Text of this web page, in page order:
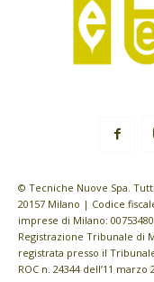
© Tecniche Nuove Spa.
20157 Milano | Codice
imprese di Milano:
Registrazione Tribunale di
registrata presso il
ROC n. 24344 dell’11 marzo